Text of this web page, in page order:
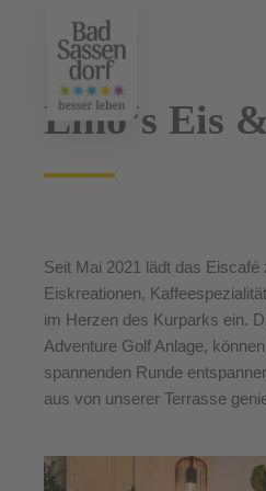
Lino‘s Eis
Seit Mai 2021 lädt das Eiscafé
Eiskreationen,
im Herzen des Kurparks ein.
Adventure Golf Anlage,
spannenden Runde
aus von unserer Terrasse